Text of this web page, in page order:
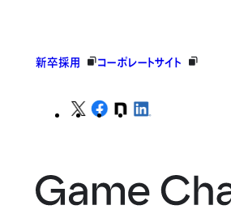
新卒採用 コーポレートサイト